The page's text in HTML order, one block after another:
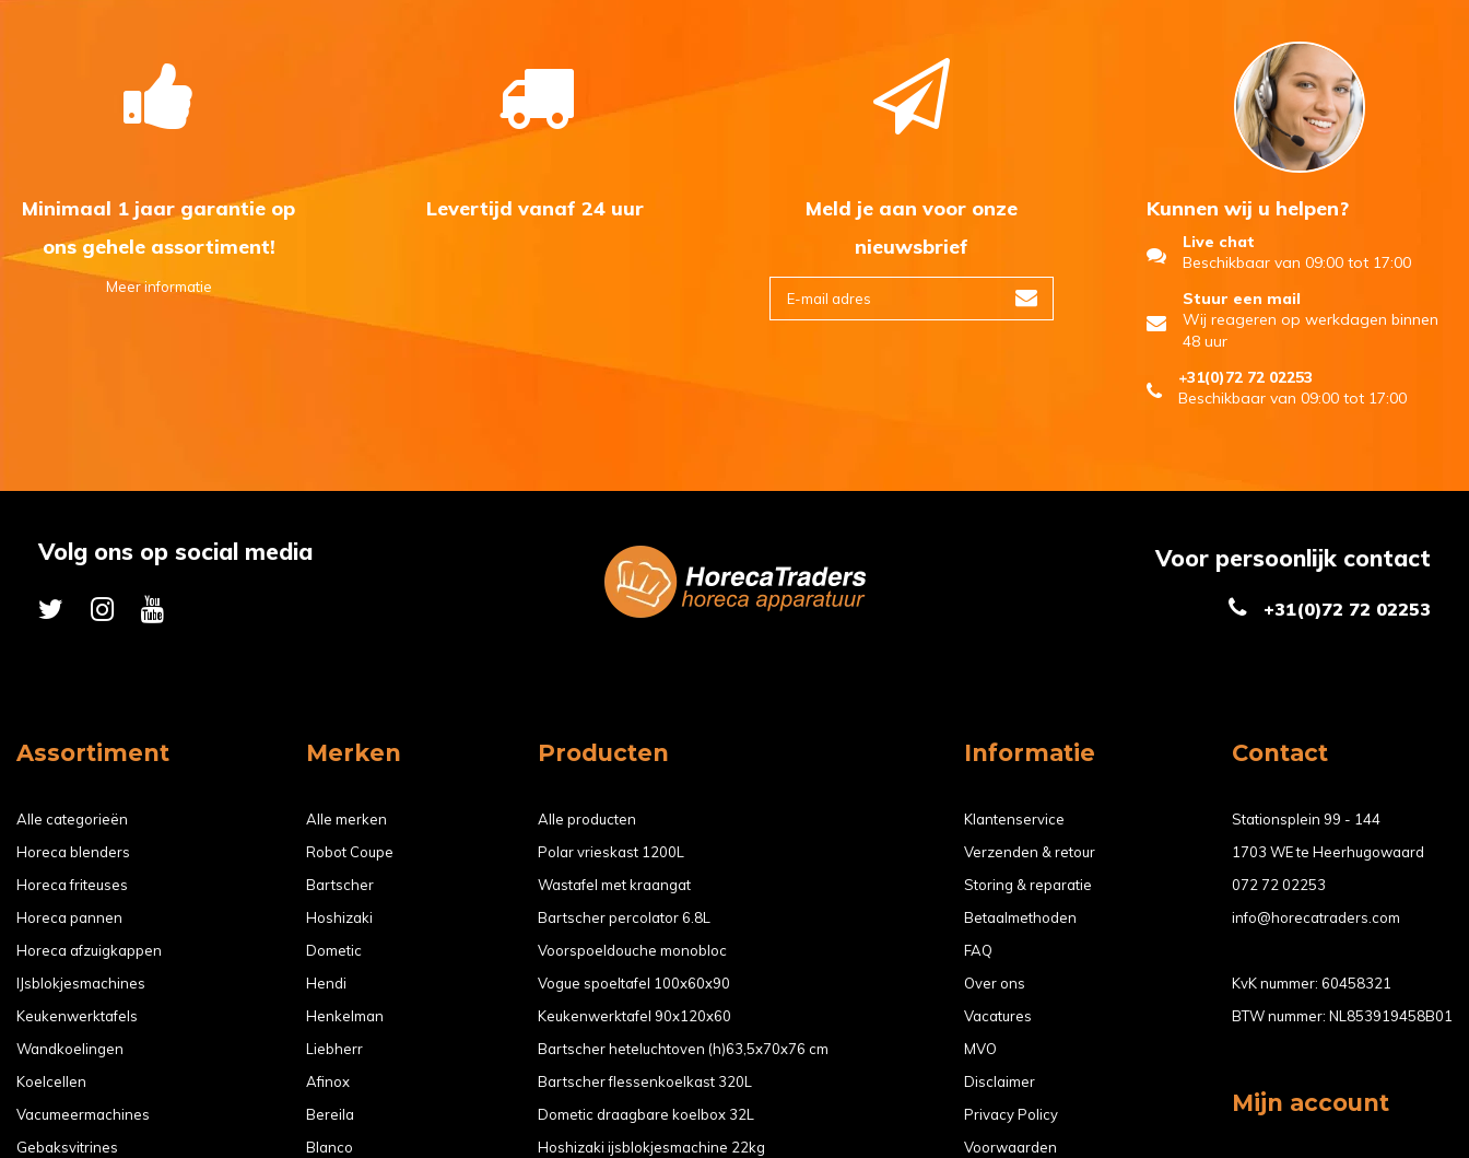
Minimaal 1 jaar garantie op
ons gehele assortiment!
Meer informatie
Levertijd vanaf 24 uur
Meld je aan voor onze
nieuwsbrief
Kunnen wij u helpen?
Live chat
Beschikbaar van 09:00 tot 17:00
Stuur een mail
Wij reageren op werkdagen binnen
48 uur
+31(0)72 72 02253
Beschikbaar van 09:00 tot 17:00
Volg ons op social media Voor persoonlijk contact
+31(0)72 72 02253
Assortiment
Alle categorieën
Horeca blenders
Horeca friteuses
Horeca pannen
Horeca afzuigkappen
IJsblokjesmachines
Keukenwerktafels
Wandkoelingen
Koelcellen
Vacumeermachines
Gebaksvitrines
Merken
Alle merken
Robot Coupe
Bartscher
Hoshizaki
Dometic
Hendi
Henkelman
Liebherr
Afinox
Bereila
Blanco
Producten
Alle producten
Polar vrieskast 1200L
Wastafel met kraangat
Bartscher percolator 6.8L
Voorspoeldouche monobloc
Vogue spoeltafel 100x60x90
Keukenwerktafel 90x120x60
Bartscher heteluchtoven (h)63,5x70x76 cm
Bartscher flessenkoelkast 320L
Dometic draagbare koelbox 32L
Hoshizaki ijsblokjesmachine 22kg
Informatie
Klantenservice
Verzenden & retour
Storing & reparatie
Betaalmethoden
FAQ
Over ons
Vacatures
MVO
Disclaimer
Privacy Policy
Voorwaarden
Contact
Stationsplein 99 - 144
1703 WE te Heerhugowaard
072 72 02253
info@horecatraders.com
KvK nummer: 60458321
BTW nummer: NL853919458B01
Mijn account